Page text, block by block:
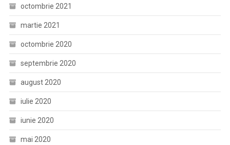
octombrie 2021
martie 2021
octombrie 2020
septembrie 2020
august 2020
iulie 2020
iunie 2020
mai 2020